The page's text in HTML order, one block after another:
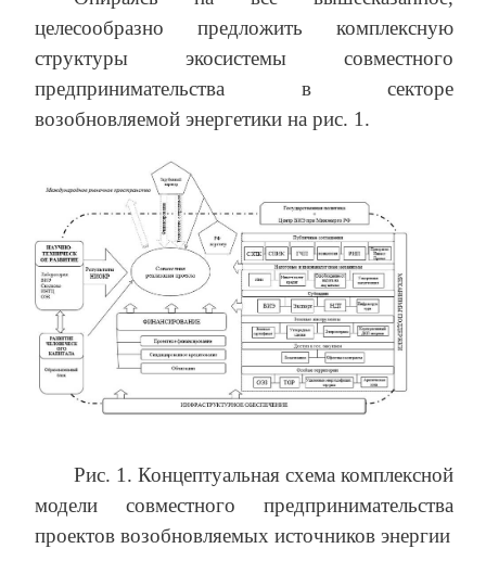
целесообразно предложить комплексную
структуры экосистемы совместного
предпринимательства в секторе
возобновляемой энергетики на рис. 1.
Рис. 1. Концептуальная схема комплексной
модели совместного предпринимательства
проектов возобновляемых источников энергии